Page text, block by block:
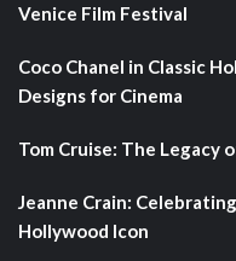
Venice Film Festival
Coco Chanel in Classic
Designs for Cinema
Tom Cruise: The Legacy
Jeanne Crain:
Hollywood Icon